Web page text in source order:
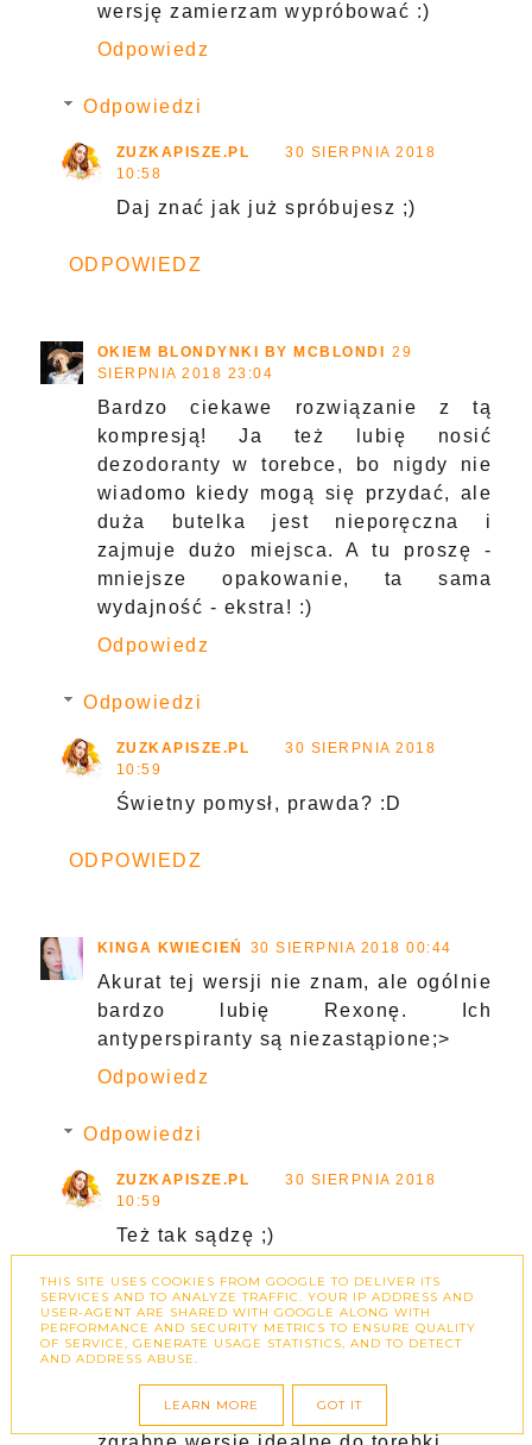
wersję zamierzam wypróbować :)
Odpowiedz
Odpowiedzi
ZUZKAPISZE.PL
30 SIERPNIA 2018
10:58
Daj znać jak już spróbujesz ;)
ODPOWIEDZ
OKIEM BLONDYNKI BY MCBLONDI
29
SIERPNIA 2018 23:04
Bardzo ciekawe rozwiązanie z tą
kompresją! Ja też lubię nosić
dezodoranty w torebce, bo nigdy nie
wiadomo kiedy mogą się przydać, ale
duża butelka jest nieporęczna i
zajmuje dużo miejsca. A tu proszę -
mniejsze opakowanie, ta sama
wydajność - ekstra! :)
Odpowiedz
Odpowiedzi
ZUZKAPISZE.PL
30 SIERPNIA 2018
10:59
Świetny pomysł, prawda? :D
ODPOWIEDZ
KINGA KWIECIEŃ 30 SIERPNIA 2018 00:44
Akurat tej wersji nie znam, ale ogólnie
bardzo lubię Rexonę. Ich
antyperspiranty są niezastąpione;>
Odpowiedz
Odpowiedzi
ZUZKAPISZE.PL
30 SIERPNIA 2018
10:59
Też tak sądzę ;)
ODPOWIEDZ
Bardzo mi się podobają te małe
THIS SITE USES COOKIES FROM GOOGLE TO DELIVER ITS
SERVICES AND TO ANALYZE TRAFFIC. YOUR IP ADDRESS AND
USER-AGENT ARE SHARED WITH GOOGLE ALONG WITH
PERFORMANCE AND SECURITY METRICS TO ENSURE QUALITY
OF SERVICE, GENERATE USAGE STATISTICS, AND TO DETECT
AND ADDRESS ABUSE.
LEARN MORE GOT IT